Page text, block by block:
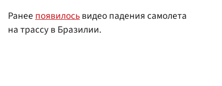
Ранеепоявилосьвидео падения самолета
на трассу в Бразилии.